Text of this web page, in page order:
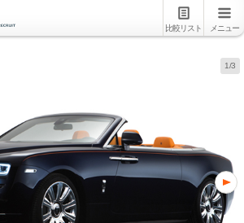
比較リスト メニュー
1/3